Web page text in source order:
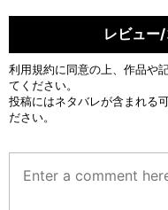
レビュー
利用規約に同意の上、作品や
てください。
投稿にはネタバレが含まれる
ださい。